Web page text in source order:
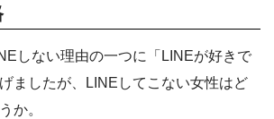
しない理由の一つに「LINEが好きで
ましたが、LINEしてこない女性はど
か。